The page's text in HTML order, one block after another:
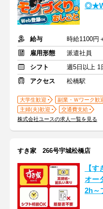
給与
時給1100円
雇用形態
派遣社員
シフト
週5日以上 1
アクセス
松橋駅
大学生歓迎 副業・Ｗワーク歓
主婦(夫)歓迎
交通費支給
株式会社ユースの求人一覧を見る
すき家 266号宇城松橋店
【
オー
2h～